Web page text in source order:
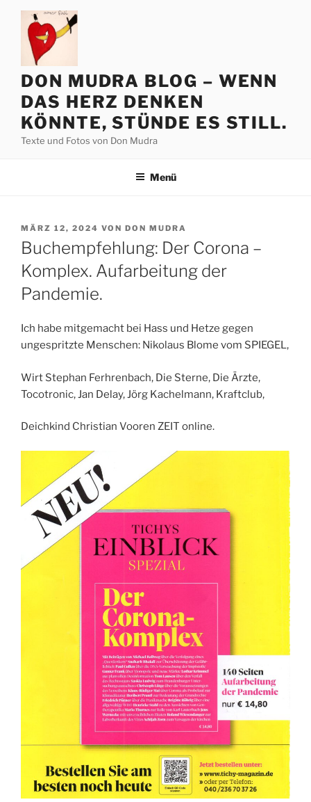
Zum
springen
DON MUDRA BLOG – WENN
DAS HERZ DENKEN
KÖNNTE, STÜNDE ES STILL.
Texte und Fotos von Don Mudra
Menü
VERÖFFENTLICHT
AM
MÄRZ 12, 2024 VON DON MUDRA
Buchempfehlung: Der Corona –
Komplex. Aufarbeitung der
Pandemie.
Ich habe mitgemacht bei Hass und Hetze gegen
ungespritzte Menschen: Nikolaus Blome vom SPIEGEL,
Wirt Stephan Ferhrenbach, Die Sterne, Die Ärzte,
Tocotronic, Jan Delay, Jörg Kachelmann, Kraftclub,
Deichkind Christian Vooren ZEIT online.